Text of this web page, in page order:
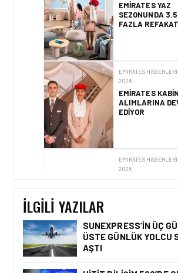
EMIRATES YAZ
SEZONUNDA
FAZLA
EMIRATES
2026
EMIRATES
ALIMLARINA
EDIYOR
EMIRATES
2026
EMIRATES
İLGILI YAZILAR
SUNEXPRESS’IN ÜÇ
ÜSTE GÜNLÜK YOLCU
AŞTI